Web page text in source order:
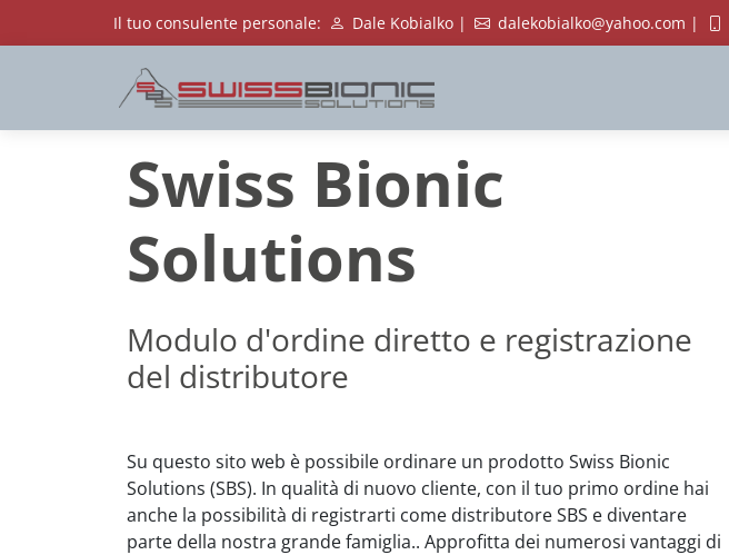
Il tuo consulente personale: Dale Kobialko | dalekobialko@yahoo.com |
Swiss Bionic
Solutions
Modulo d'ordine diretto e registrazione
del distributore
Su questo sito web è possibile ordinare un prodotto Swiss Bionic
Solutions (SBS). In qualità di nuovo cliente, con il tuo primo ordine hai
anche la possibilità di registrarti come distributore SBS e diventare
parte della nostra grande famiglia.. Approfitta dei numerosi vantaggi di